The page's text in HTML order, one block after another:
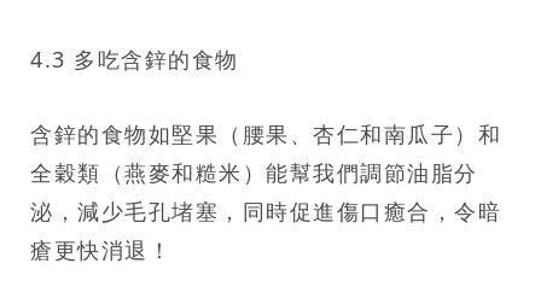
4.3 多吃含鋅的食物
含鋅的食物如堅果（腰果、杏仁和南瓜子）和
全穀類（燕麥和糙米）能幫我們調節油脂分
泌，減少毛孔堵塞，同時促進傷口癒合，令暗
瘡更快消退！